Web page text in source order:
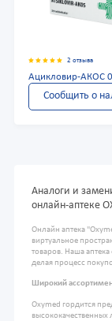
2 отзыва
Ацикловир-АКОС
Сообщить о
Аналоги и
онлайн-аптеке
Онлайн аптека
виртуальное
товаров. Наша
делая процесс
Широкий
Oxymed гордится
высококачественных